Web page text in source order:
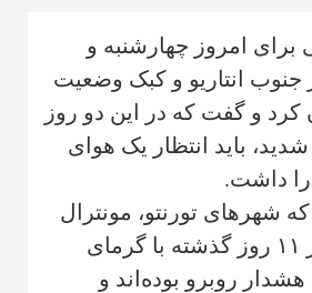
برای امروز چهارشنبه و
جنوب انتاریو و کبک وضعیت
کرد و گفت که در این دو روز
باید انتظار یک هوای
داشت.
شهرهای تورنتو، مونترال
و اتاوا حداقل در ۱۱ روز گذشته با گرمای
روبرو بوده‌اند و